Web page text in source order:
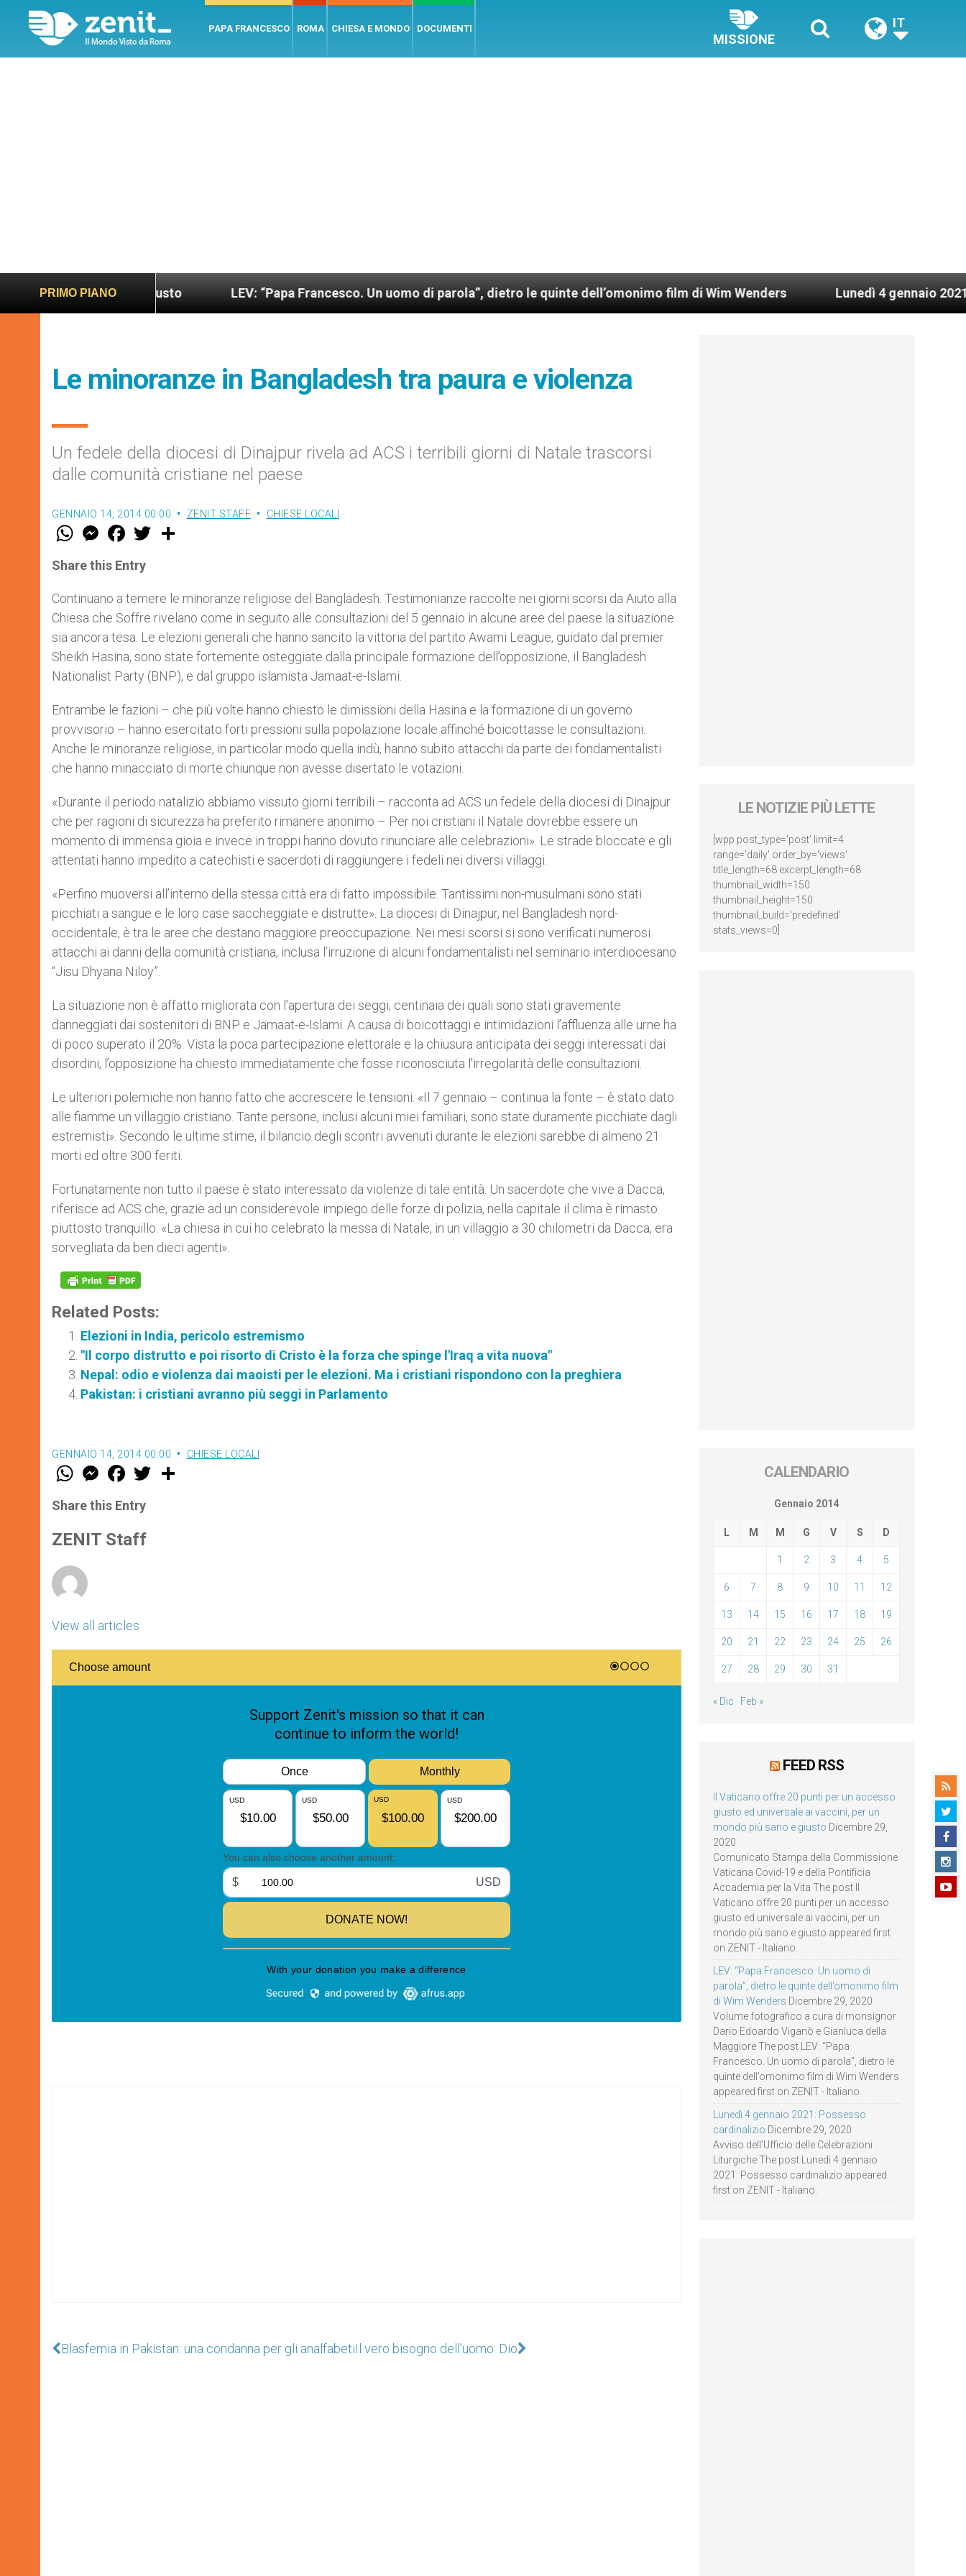
PAPA FRANCESCO ROMA CHIESA E MONDO DOCUMENTI
MISSIONE
IT
PRIMO PIANO
più sano e giusto LEV: “Papa Francesco. Un uomo di parola”, dietro le quinte dell’omonimo film di Wim Wenders Lunedì 4 gennaio 2021:
Le minoranze in Bangladesh tra paura e violenza
Un fedele della diocesi di Dinajpur rivela ad ACS i terribili giorni di Natale trascorsi
dalle comunità cristiane nel paese
GENNAIO 14, 2014 00:00 ZENIT STAFF CHIESE LOCALI
W
t
s
p
p
M
e
s
e
g
e
r
F
a
e
b
o
k
w
r
Share this Entry
Continuano a temere le minoranze religiose del Bangladesh. Testimonianze raccolte nei giorni scorsi da Aiuto alla
Chiesa che Soffre rivelano come in seguito alle consultazioni del 5 gennaio in alcune aree del paese la situazione
sia ancora tesa. Le elezioni generali che hanno sancito la vittoria del partito Awami League, guidato dal premier
Sheikh Hasina, sono state fortemente osteggiate dalla principale formazione dell’opposizione, il Bangladesh
Nationalist Party (BNP), e dal gruppo islamista Jamaat-e-Islami.
Entrambe le fazioni – che più volte hanno chiesto le dimissioni della Hasina e la formazione di un governo
provvisorio – hanno esercitato forti pressioni sulla popolazione locale affinché boicottasse le consultazioni.
Anche le minoranze religiose, in particolar modo quella indù, hanno subito attacchi da parte dei fondamentalisti
che hanno minacciato di morte chiunque non avesse disertato le votazioni.
«Durante il periodo natalizio abbiamo vissuto giorni terribili – racconta ad ACS un fedele della diocesi di Dinajpur
che per ragioni di sicurezza ha preferito rimanere anonimo – Per noi cristiani il Natale dovrebbe essere un
momento di immensa gioia e invece in troppi hanno dovuto rinunciare alle celebrazioni». Le strade bloccate e gli
attentati hanno impedito a catechisti e sacerdoti di raggiungere i fedeli nei diversi villaggi.
«Perfino muoversi all’interno della stessa città era di fatto impossibile. Tantissimi non-musulmani sono stati
picchiati a sangue e le loro case saccheggiate e distrutte». La diocesi di Dinajpur, nel Bangladesh nord-
occidentale, è tra le aree che destano maggiore preoccupazione. Nei mesi scorsi si sono verificati numerosi
attacchi ai danni della comunità cristiana, inclusa l’irruzione di alcuni fondamentalisti nel seminario interdiocesano
“Jisu Dhyana Niloy”.
La situazione non è affatto migliorata con l’apertura dei seggi, centinaia dei quali sono stati gravemente
danneggiati dai sostenitori di BNP e Jamaat-e-Islami. A causa di boicottaggi e intimidazioni l’affluenza alle urne ha
di poco superato il 20%. Vista la poca partecipazione elettorale e la chiusura anticipata dei seggi interessati dai
disordini, l’opposizione ha chiesto immediatamente che fosse riconosciuta l’irregolarità delle consultazioni.
Le ulteriori polemiche non hanno fatto che accrescere le tensioni. «Il 7 gennaio – continua la fonte – è stato dato
alle fiamme un villaggio cristiano. Tante persone, inclusi alcuni miei familiari, sono state duramente picchiate dagli
estremisti». Secondo le ultime stime, il bilancio degli scontri avvenuti durante le elezioni sarebbe di almeno 21
morti ed oltre 300 feriti.
Fortunatamente non tutto il paese è stato interessato da violenze di tale entità. Un sacerdote che vive a Dacca,
riferisce ad ACS che, grazie ad un considerevole impiego delle forze di polizia, nella capitale il clima è rimasto
piuttosto tranquillo. «La chiesa in cui ho celebrato la messa di Natale, in un villaggio a 30 chilometri da Dacca, era
sorvegliata da ben dieci agenti».
Related Posts:
Elezioni in India, pericolo estremismo
"Il corpo distrutto e poi risorto di Cristo è la forza che spinge l'Iraq a vita nuova"
Nepal: odio e violenza dai maoisti per le elezioni. Ma i cristiani rispondono con la preghiera
Pakistan: i cristiani avranno più seggi in Parlamento
GENNAIO 14, 2014 00:00 CHIESE LOCALI
W
t
s
p
p
M
e
s
e
g
e
F
a
e
b
o
k
w
Share this Entry
ZENIT Staff
View all articles
Blasfemia in Pakistan: una condanna per gli analfabetiIl vero bisogno dell'uomo: Dio
LE NOTIZIE PIÙ LETTE
[wpp post_type='post' limit=4
range='daily' order_by='views'
title_length=68 excerpt_length=68
thumbnail_width=150
thumbnail_height=150
thumbnail_build='predefined'
stats_views=0]
CALENDARIO
Gennaio 2014
L M M G V S D
1 2 3 4 5
6 7 8 9 10 11 12
13 14 15 16 17 18 19
20 21 22 23 24 25 26
27 28 29 30 31
« Dic Feb »
FEED RSS
Il Vaticano offre 20 punti per un accesso
giusto ed universale ai vaccini, per un
mondo più sano e giusto Dicembre 29,
2020
Comunicato Stampa della Commissione
Vaticana Covid-19 e della Pontificia
Accademia per la Vita The post Il
Vaticano offre 20 punti per un accesso
giusto ed universale ai vaccini, per un
mondo più sano e giusto appeared first
on ZENIT - Italiano.
LEV: “Papa Francesco. Un uomo di
parola”, dietro le quinte dell’omonimo film
di Wim Wenders Dicembre 29, 2020
Volume fotografico a cura di monsignor
Dario Edoardo Viganò e Gianluca della
Maggiore The post LEV: “Papa
Francesco. Un uomo di parola”, dietro le
quinte dell’omonimo film di Wim Wenders
appeared first on ZENIT - Italiano.
Lunedì 4 gennaio 2021: Possesso
cardinalizio Dicembre 29, 2020
Avviso dell’Ufficio delle Celebrazioni
Liturgiche The post Lunedì 4 gennaio
2021: Possesso cardinalizio appeared
first on ZENIT - Italiano.